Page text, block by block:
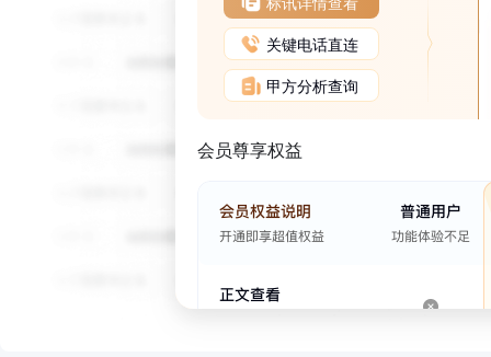
关键电话直连
甲方分析查询
会员尊享权益